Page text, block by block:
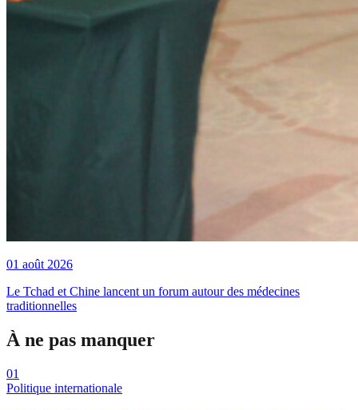
01 août 2026
Le Tchad et Chine lancent un forum autour des médecines
traditionnelles
À ne pas manquer
01
Politique internationale